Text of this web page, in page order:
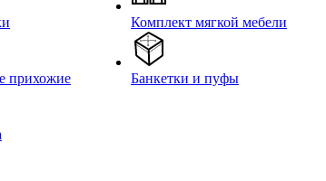
прихожие
Комплект мягкой мебели
Банкетки и пуфы